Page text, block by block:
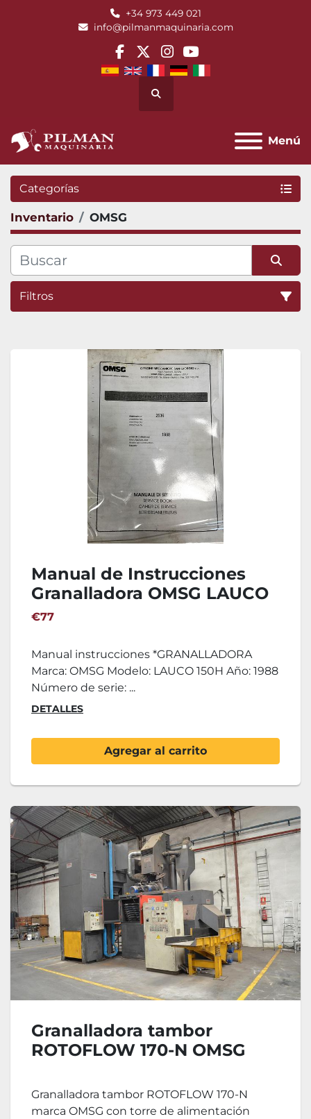
+34 973 449 021
info@pilmanmaquinaria.com
facebook
twitterinstagram
youtube
Buscar
Menú
Categorías
Inventario OMSG
Filtros
Manual de Instrucciones
Granalladora OMSG LAUCO
150H
€77
Manual instrucciones *GRANALLADORA
Marca: OMSG Modelo: LAUCO 150H Año: 1988
Número de serie: ...
DETALLES
Agregar al carrito
Granalladora tambor
ROTOFLOW 170-N OMSG
Granalladora tambor ROTOFLOW 170-N
marca OMSG con torre de alimentación